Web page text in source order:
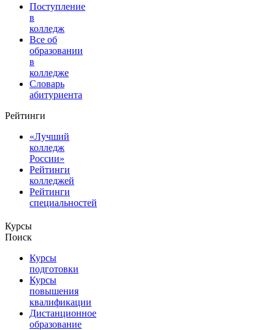
Поступление
в
колледж
Все об
образовании
в
колледже
Словарь
абитуриента
Рейтинги
«Лучший
колледж
России»
Рейтинги
колледжей
Рейтинги
специальностей
Курсы
Поиск
Курсы
подготовки
Курсы
повышения
квалификации
Дистанционное
образование